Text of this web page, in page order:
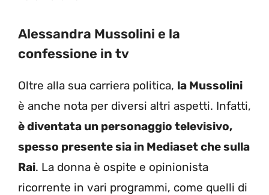
Alessandra Mussolini e la
confessione in tv
Oltre alla sua carriera politica, la Mussolini
è anche nota per diversi altri aspetti. Infatti,
è diventata un personaggio televisivo,
spesso presente sia in Mediaset che sulla
Rai. La donna è ospite e opinionista
ricorrente in vari programmi, come quelli di